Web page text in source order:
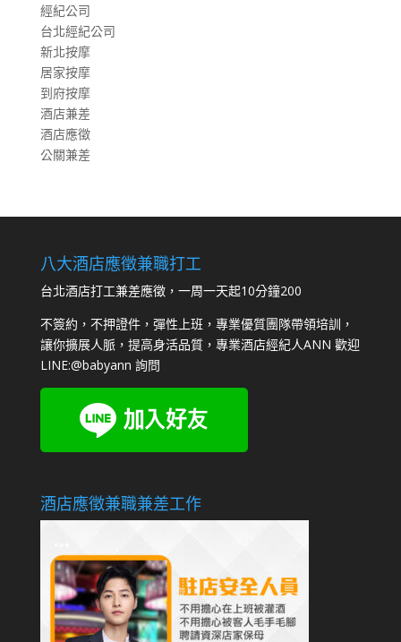
經紀公司
台北經紀公司
新北按摩
居家按摩
到府按摩
酒店兼差
酒店應徵
公關兼差
八大酒店應徵兼職打工
台北酒店打工兼差應徵，一周一天起10分鐘200
不簽約，不押證件，彈性上班，專業優質團隊帶領培訓，
讓你擴展人脈，提高身活品質，專業酒店經紀人ANN 歡迎
LINE:@babyann 詢問
酒店應徵兼職兼差工作